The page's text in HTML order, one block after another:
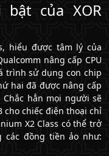
của XOR
hiểu được tâm lý của
nâng cấp CPU
trình sử dụng con chip
hai đã được nâng cấp
hẳn mọi người sẽ
cho chiếc điện thoại chỉ
X2 Class có thể trở
các đồng tiền ảo như: